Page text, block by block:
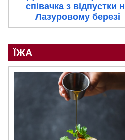
співачка з відпустки
Лазуровому березі
ЇЖА